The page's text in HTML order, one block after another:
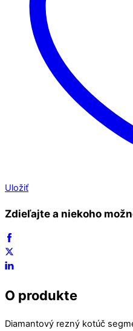
Uložiť
Zdieľajte a niekoho
O produkte
Diamantový rezný kotúč